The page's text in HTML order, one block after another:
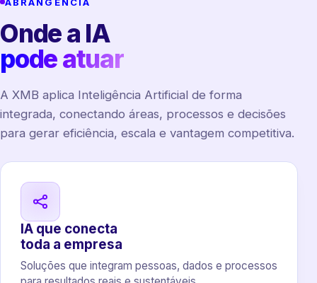
Onde a IA
pode atuar
A XMB aplica Inteligência Artificial de forma
integrada, conectando áreas, processos e decisões
para gerar eficiência, escala e vantagem competitiva.
IA que conecta
toda a empresa
Soluções que integram pessoas, dados e processos